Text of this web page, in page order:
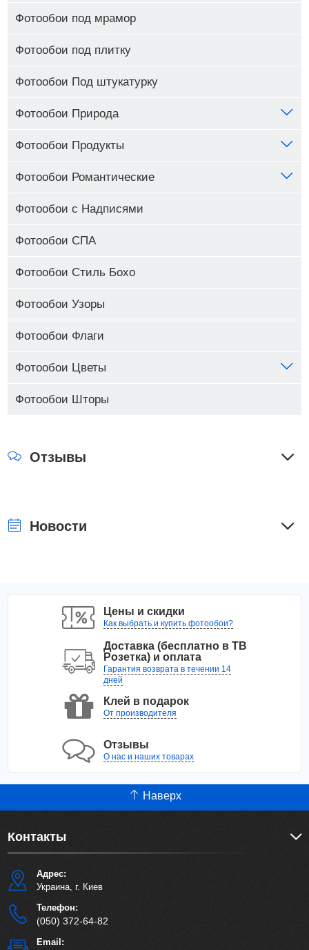
Фотообои под мрамор
Фотообои под плитку
Фотообои Под штукатурку
Фотообои Природа
Фотообои Продукты
Фотообои Романтические
Фотообои с Надписями
Фотообои СПА
Фотообои Стиль Бохо
Фотообои Узоры
Фотообои Флаги
Фотообои Цветы
Фотообои Шторы
Отзывы
Новости
Цены и скидки
Как выбрать и купить фотообои?
Доставка (бесплатно в ТВ
Розетка) и оплата
Гарантия возврата в течении 14
дней
Клей в подарок
От производителя
Отзывы
О нас и наших товарах
Наверх
Контакты
Адрес:
Украина, г. Киев
Телефон:
(050) 372-64-82
Email: